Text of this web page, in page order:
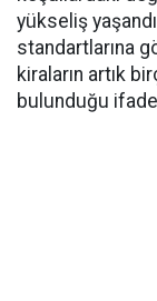
yükseliş
standartlarına
kiraların artık
bulunduğu